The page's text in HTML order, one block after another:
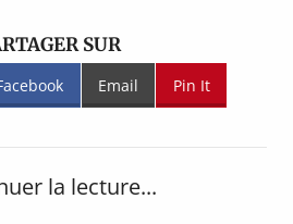
SUR
Email Pin It
la lecture...